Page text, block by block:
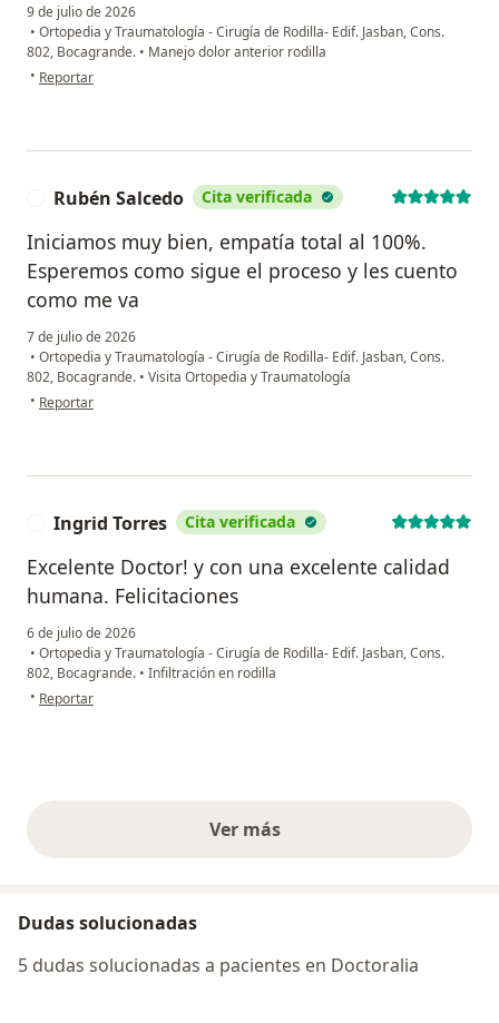
9 de julio de 2026
• Ortopedia y Traumatología - Cirugía de Rodilla- Edif. Jasban, Cons.
802, Bocagrande. • Manejo dolor anterior rodilla
• en opinión del usuario Luz Stella
Reportar
Rubén Salcedo Cita verificada
Iniciamos muy bien, empatía total al 100%.
Esperemos como sigue el proceso y les cuento
como me va
7 de julio de 2026
• Ortopedia y Traumatología - Cirugía de Rodilla- Edif. Jasban, Cons.
802, Bocagrande. • Visita Ortopedia y Traumatología
• en opinión del usuario Rubén Salcedo
Reportar
Ingrid Torres Cita verificada
Excelente Doctor! y con una excelente calidad
humana. Felicitaciones
6 de julio de 2026
• Ortopedia y Traumatología - Cirugía de Rodilla- Edif. Jasban, Cons.
802, Bocagrande. • Infiltración en rodilla
• en opinión del usuario Ingrid Torres
Reportar
Ver másopiniones anteriores
Dudas solucionadas
5 dudas solucionadas a pacientes en Doctoralia